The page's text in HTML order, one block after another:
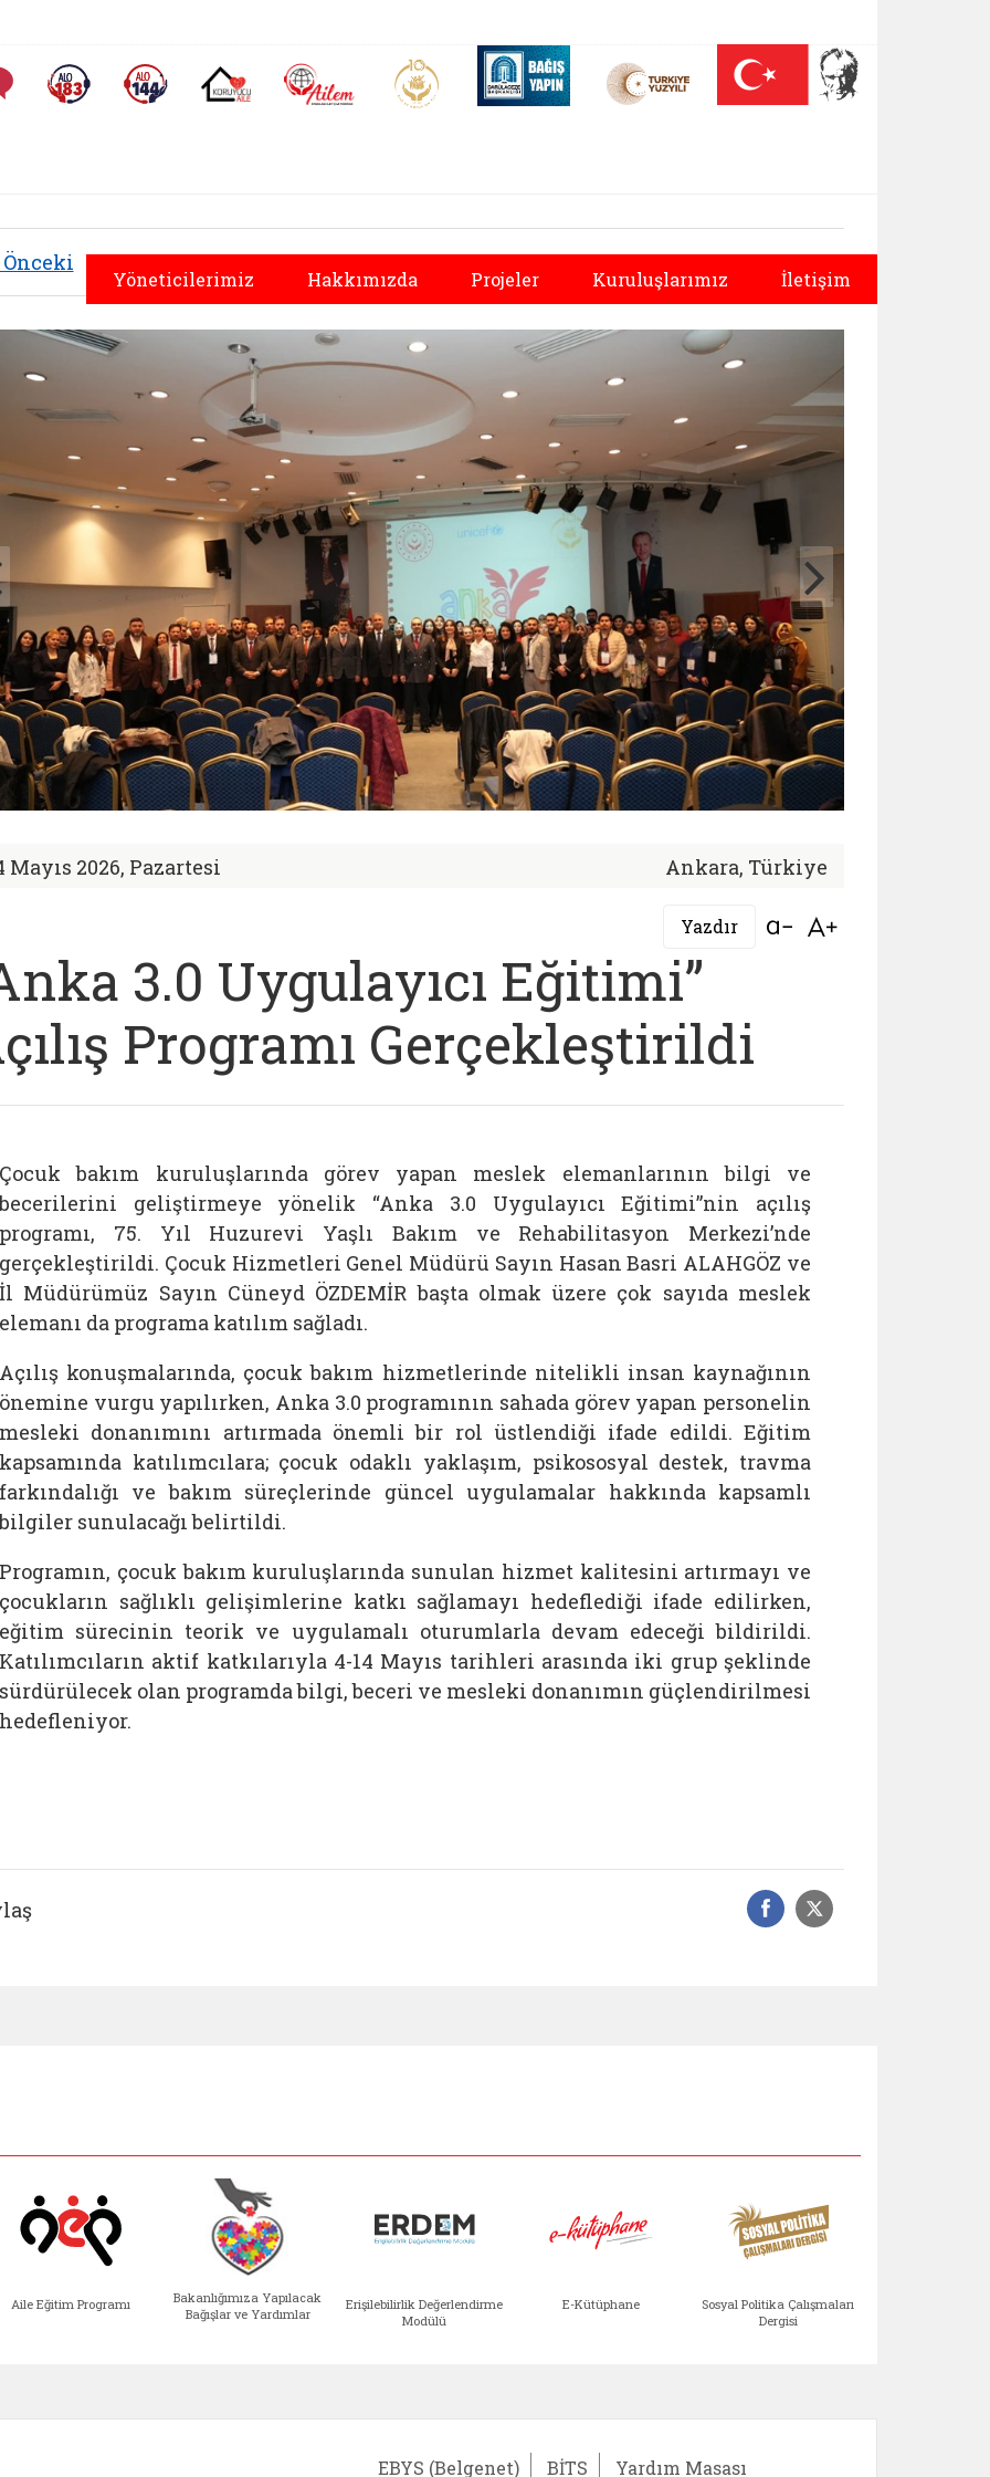
Sıkça Sorulan SorularAlo 183 (yeni sekmede açılır)Alo 144 (yeni sekmede açılır)Koruyucu Aile (yeni sekmede açılır)
AİLEM İletişim Merkezi (yeni sekmede açılır)
Aile ve Nüfus On Yılı (yeni sekmede açılır)Darülaceze bağış sayfası (yeni sekmede açılır)
Yöneticilerimiz Hakkımızda Projeler Kuruluşlarımız İletişim
Sonraki
Mayıs 2026, Pazartesi Ankara, Türkiye
Yazdır Bağlantıyı aç
3.0 Uygulayıcı Eğitimi”
Programı Gerçekleştirildi
Çocuk bakım kuruluşlarında görev yapan meslek elemanlarının bilgi ve
becerilerini geliştirmeye yönelik “Anka 3.0 Uygulayıcı Eğitimi”nin açılış
programı, 75. Yıl Huzurevi Yaşlı Bakım ve Rehabilitasyon Merkezi’nde
gerçekleştirildi. Çocuk Hizmetleri Genel Müdürü Sayın Hasan Basri ALAHGÖZ ve
İl Müdürümüz Sayın Cüneyd ÖZDEMİR başta olmak üzere çok sayıda meslek
elemanı da programa katılım sağladı.
Açılış konuşmalarında, çocuk bakım hizmetlerinde nitelikli insan kaynağının
önemine vurgu yapılırken, Anka 3.0 programının sahada görev yapan personelin
mesleki donanımını artırmada önemli bir rol üstlendiği ifade edildi. Eğitim
kapsamında katılımcılara; çocuk odaklı yaklaşım, psikososyal destek, travma
farkındalığı ve bakım süreçlerinde güncel uygulamalar hakkında kapsamlı
bilgiler sunulacağı belirtildi.
Programın, çocuk bakım kuruluşlarında sunulan hizmet kalitesini artırmayı ve
çocukların sağlıklı gelişimlerine katkı sağlamayı hedeflediği ifade edilirken,
eğitim sürecinin teorik ve uygulamalı oturumlarla devam edeceği bildirildi.
Katılımcıların aktif katkılarıyla 4-14 Mayıs tarihleri arasında iki grup şeklinde
sürdürülecek olan programda bilgi, beceri ve mesleki donanımın güçlendirilmesi
hedefleniyor.
Facebook
Sosyal
Aile Eğitim Programı
Bakanlığımıza Yapılacak
Bağışlar ve Yardımlar
Erişilebilirlik Değerlendirme
Modülü
E-Kütüphane
Sosyal Politika Çalışmaları
Dergisi
EBYS (Belgenet) BİTS Yardım Masası